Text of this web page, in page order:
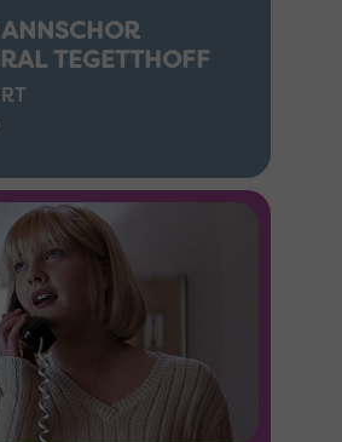
TEGETTHOFF